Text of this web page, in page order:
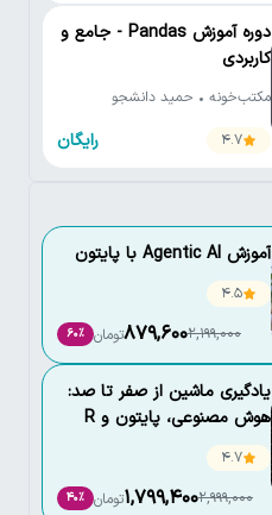
دوره آموزش Pandas - جامع و
کاربردی
مکتب‌خونه • حمید دانشجو
4.7
رایگان
آموزش Agentic AI با پایتون
4.5
2,199,000
879,600تومان 60٪
یادگیری ماشین از صفر تا صد:
هوش مصنوعی، پایتون و R
4.7
2,999,000
1,799,400تومان 40٪